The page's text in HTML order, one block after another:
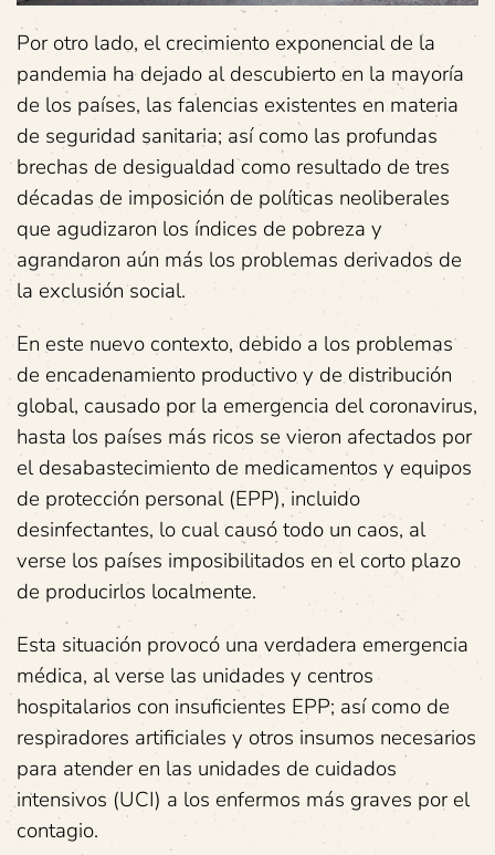
Por otro lado, el crecimiento exponencial de la
pandemia ha dejado al descubierto en la mayoría
de los países, las falencias existentes en materia
de seguridad sanitaria; así como las profundas
brechas de desigualdad como resultado de tres
décadas de imposición de políticas neoliberales
que agudizaron los índices de pobreza y
agrandaron aún más los problemas derivados de
la exclusión social.
En este nuevo contexto, debido a los problemas
de encadenamiento productivo y de distribución
global, causado por la emergencia del coronavirus,
hasta los países más ricos se vieron afectados por
el desabastecimiento de medicamentos y equipos
de protección personal (EPP), incluido
desinfectantes, lo cual causó todo un caos, al
verse los países imposibilitados en el corto plazo
de producirlos localmente.
Esta situación provocó una verdadera emergencia
médica, al verse las unidades y centros
hospitalarios con insuficientes EPP; así como de
respiradores artificiales y otros insumos necesarios
para atender en las unidades de cuidados
intensivos (UCI) a los enfermos más graves por el
contagio.